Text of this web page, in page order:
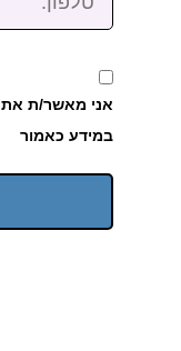
אני מאשר/ת את
במידע כאמור